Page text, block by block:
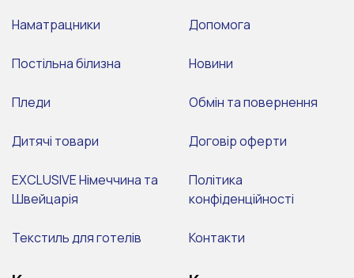
Наматрацники
Постільна білизна
Пледи
Дитячі товари
EXCLUSIVE Німеччина та
Швейцарія
Текстиль для готелів
Допомога
Новини
Обмін та повернення
Договір оферти
Політика
конфіденційності
Контакти